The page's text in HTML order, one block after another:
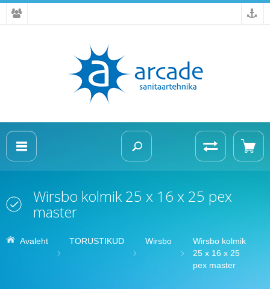
Wirsbo kolmik 25 x 16 x 25 pex
master
Avaleht TORUSTIKUD Wirsbo
Wirsbo kolmik
25 x 16 x 25
pex master